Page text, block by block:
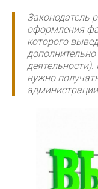
Законодатель
оформления
которого
деятельности).
нужно
администрации